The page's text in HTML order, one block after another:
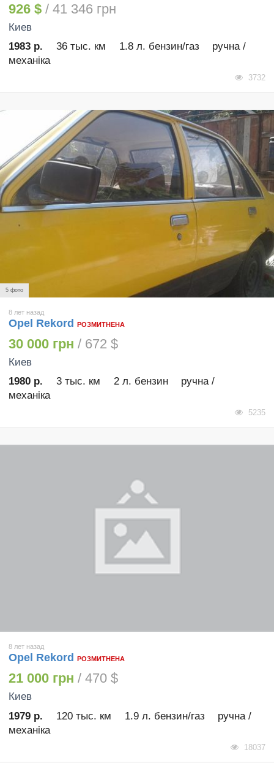
926 $ / 41 346 грн
Киев
1983 р.
36 тыс. км 1.8 л. бензин/газ
ручна /
механіка
3732
5 фото
8 лет назад
Opel Rekord РОЗМИТНЕНА
30 000 грн / 672 $
Киев
1980 р.
3 тыс. км 2 л. бензин
ручна /
механіка
5235
8 лет назад
Opel Rekord РОЗМИТНЕНА
21 000 грн / 470 $
Киев
1979 р.
120 тыс. км 1.9 л. бензин/газ
ручна /
механіка
18037